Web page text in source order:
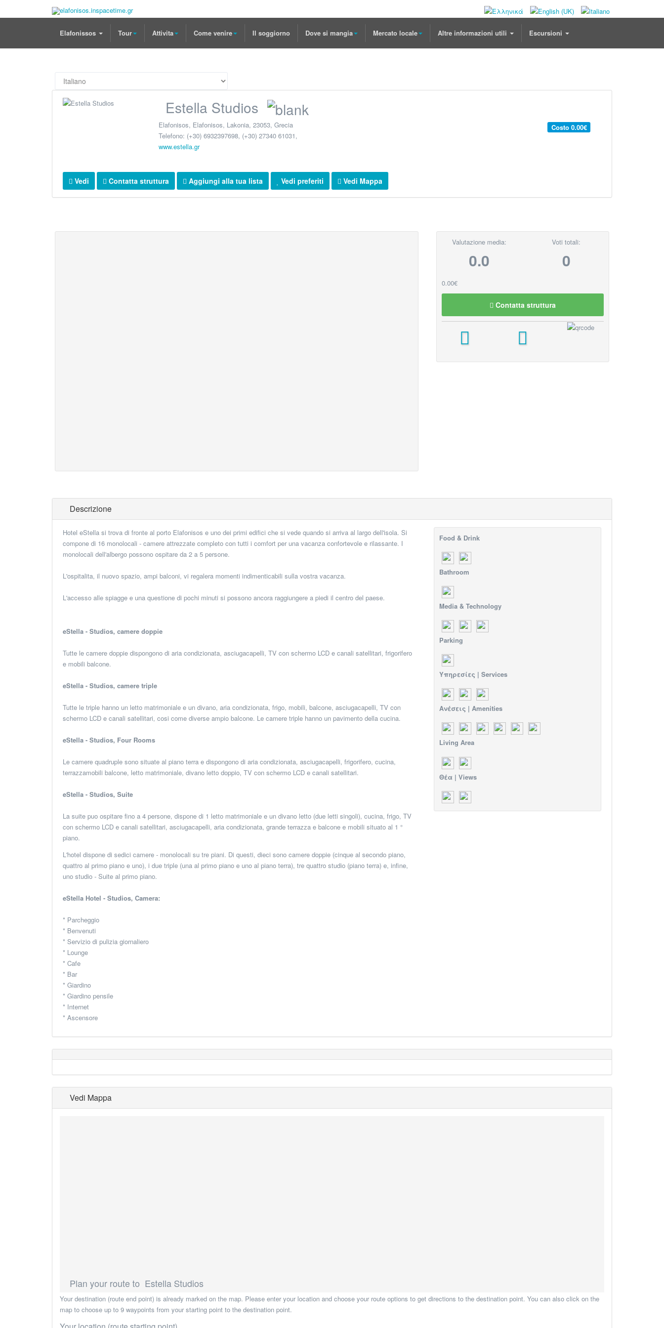
Elafonissos Tour Attivita Come venire Il soggiorno Dove si mangia Mercato locale Altre informazioni utili Escursioni
Estella Studios
Elafonisos, Elafonisos, Lakonia, 23053, Grecia
Telefono: (+30) 6932397698, (+30) 27340 61031,
www.estella.gr
Costo 0.00€
Vedi Contatta struttura Aggiungi alla tua lista Vedi preferiti Vedi Mappa
Valutazione media:
0.0
Voti totali:
0
0.00€
Contatta struttura
Descrizione
Hotel eStella si trova di fronte al porto Elafonisos e uno dei primi edifici che si vede quando si arriva al largo dell'isola. Si
compone di 16 monolocali - camere attrezzate completo con tutti i comfort per una vacanza confortevole e rilassante. I
monolocali dell'albergo possono ospitare da 2 a 5 persone.
L'ospitalita, il nuovo spazio, ampi balconi, vi regalera momenti indimenticabili sulla vostra vacanza.
L'accesso alle spiagge e una questione di pochi minuti si possono ancora raggiungere a piedi il centro del paese.
eStella - Studios, camere doppie
Tutte le camere doppie dispongono di aria condizionata, asciugacapelli, TV con schermo LCD e canali satellitari, frigorifero
e mobili balcone.
eStella - Studios, camere triple
Tutte le triple hanno un letto matrimoniale e un divano, aria condizionata, frigo, mobili, balcone, asciugacapelli, TV con
schermo LCD e canali satellitari, cosi come diverse ampio balcone. Le camere triple hanno un pavimento della cucina.
eStella - Studios, Four Rooms
Le camere quadruple sono situate al piano terra e dispongono di aria condizionata, asciugacapelli, frigorifero, cucina,
terrazzamobili balcone, letto matrimoniale, divano letto doppio, TV con schermo LCD e canali satellitari.
eStella - Studios, Suite
La suite puo ospitare fino a 4 persone, dispone di 1 letto matrimoniale e un divano letto (due letti singoli), cucina, frigo, TV
con schermo LCD e canali satellitari, asciugacapelli, aria condizionata, grande terrazza e balcone e mobili situato al 1 °
piano.
L'hotel dispone di sedici camere - monolocali su tre piani. Di questi, dieci sono camere doppie (cinque al secondo piano,
quattro al primo piano e uno), i due triple (una al primo piano e uno al piano terra), tre quattro studio (piano terra) e, infine,
uno studio - Suite al primo piano.
eStella Hotel - Studios, Camera:
* Parcheggio
* Benvenuti
* Servizio di pulizia giornaliero
* Lounge
* Cafe
* Bar
* Giardino
* Giardino pensile
* Internet
* Ascensore
Food & Drink
Bathroom
Media & Technology
Parking
Υπηρεσίες | Services
Ανέσεις | Amenities
Living Area
Θέα | Views
Vedi Mappa
Plan your route to Estella Studios
Your destination (route end point) is already marked on the map. Please enter your location and choose your route options to get directions to the destination point. You can also click on the
map to choose up to 9 waypoints from your starting point to the destination point.